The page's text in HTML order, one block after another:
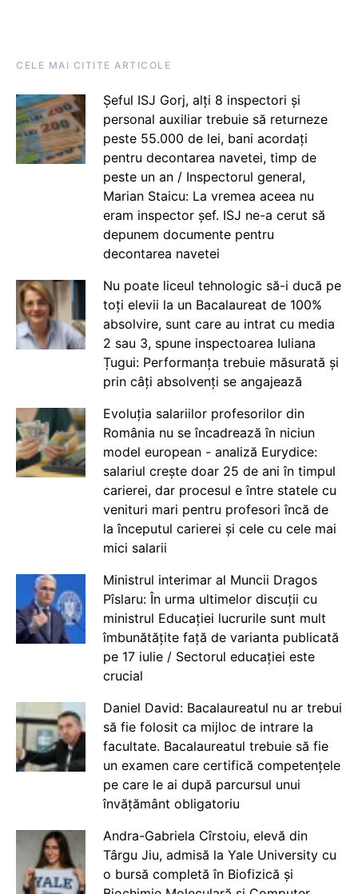
CELE MAI CITITE ARTICOLE
Șeful ISJ Gorj, alți 8 inspectori și
personal auxiliar trebuie să returneze
peste 55.000 de lei, bani acordați
pentru decontarea navetei, timp de
peste un an / Inspectorul general,
Marian Staicu: La vremea aceea nu
eram inspector șef. ISJ ne-a cerut să
depunem documente pentru
decontarea navetei
Nu poate liceul tehnologic să-i ducă pe
toți elevii la un Bacalaureat de 100%
absolvire, sunt care au intrat cu media
2 sau 3, spune inspectoarea Iuliana
Țugui: Performanța trebuie măsurată și
prin câți absolvenți se angajează
Evoluția salariilor profesorilor din
România nu se încadrează în niciun
model european - analiză Eurydice:
salariul crește doar 25 de ani în timpul
carierei, dar procesul e între statele cu
venituri mari pentru profesori încă de
la începutul carierei și cele cu cele mai
mici salarii
Ministrul interimar al Muncii Dragos
Pîslaru: În urma ultimelor discuții cu
ministrul Educației lucrurile sunt mult
îmbunătățite față de varianta publicată
pe 17 iulie / Sectorul educației este
crucial
Daniel David: Bacalaureatul nu ar trebui
să fie folosit ca mijloc de intrare la
facultate. Bacalaureatul trebuie să fie
un examen care certifică competențele
pe care le ai după parcursul unui
învățământ obligatoriu
Andra-Gabriela Cîrstoiu, elevă din
Târgu Jiu, admisă la Yale University cu
o bursă completă în Biofizică și